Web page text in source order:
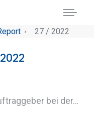
27 / 2022
bei der…